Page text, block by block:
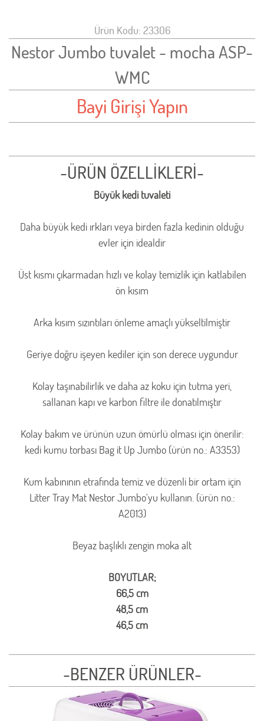
Ürün Kodu: 23306
Nestor Jumbo tuvalet - mocha ASP-
WMC
Bayi Girişi Yapın
-ÜRÜN ÖZELLİKLERİ-
Büyük kedi tuvaleti
Daha büyük kedi ırkları veya birden fazla kedinin olduğu
evler için idealdir
Üst kısmı çıkarmadan hızlı ve kolay temizlik için katlabilen
ön kısım
Arka kısım sızıntıları önleme amaçlı yükseltilmiştir
Geriye doğru işeyen kediler için son derece uygundur
Kolay taşınabilirlik ve daha az koku için tutma yeri,
sallanan kapı ve karbon filtre ile donatılmıştır
Kolay bakım ve ürünün uzun ömürlü olması için önerilir:
kedi kumu torbası Bag it Up Jumbo (ürün no.: A3353)
Kum kabınının etrafında temiz ve düzenli bir ortam için
Litter Tray Mat Nestor Jumbo'yu kullanın. (ürün no.:
A2013)
Beyaz başlıklı zengin moka alt
BOYUTLAR;
66,5 cm
48,5 cm
46,5 cm
-BENZER ÜRÜNLER-